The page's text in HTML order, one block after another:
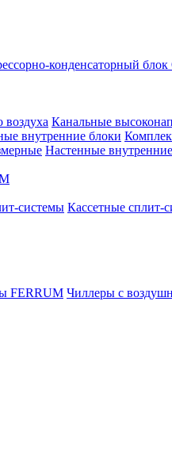
конденсаторный
Канальные
внутренние блоки
Настенные
системы Кассетные сплит-
FERRUM Чиллеры с